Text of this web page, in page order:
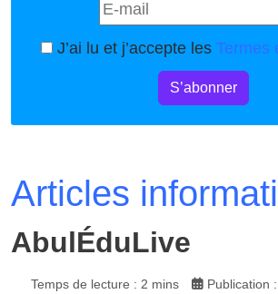
J’ai lu et j’accepte les Termes
S’abonner
Articles
AbulÉduLive
Temps de lecture : 2 mins Publication